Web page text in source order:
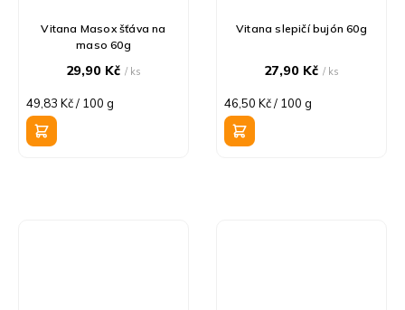
Vitana Masox šťáva na
maso 60g
29,90 Kč/ ks
Měrná
cena:
49,83 Kč / 100 g
Vitana slepičí bujón 60g
27,90 Kč/ ks
Měrná
cena:
46,50 Kč / 100 g